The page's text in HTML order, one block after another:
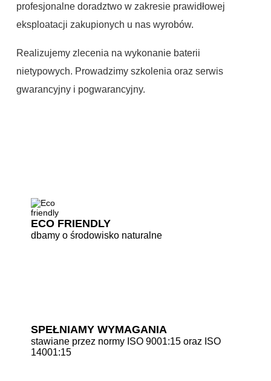
profesjonalne doradztwo w zakresie prawidłowej
eksploatacji zakupionych u nas wyrobów.
Realizujemy zlecenia na wykonanie baterii
nietypowych. Prowadzimy szkolenia oraz serwis
gwarancyjny i pogwarancyjny.
ECO FRIENDLY
dbamy o środowisko naturalne
SPEŁNIAMY WYMAGANIA
stawiane przez normy ISO 9001:15 oraz ISO
14001:15